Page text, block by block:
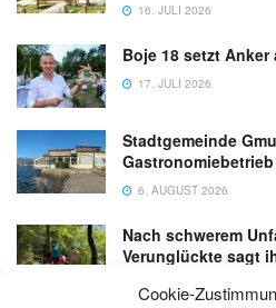
Cookie-
16. JULI 2026
Boje 18 setzt Anker
17. JULI 2026
Stadtgemeinde
6. AUGUST 2026
Nach schwerem
Verunglückte sagt